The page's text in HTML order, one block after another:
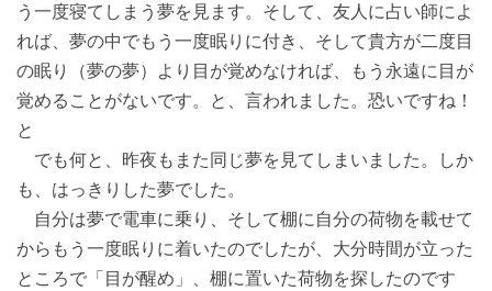
う一度寝てしまう夢を見ます。そして、友人に占い師によ
れば、夢の中でもう一度眠りに付き、そして貴方が二度目
の眠り（夢の夢）より目が覚めなければ、もう永遠に目が
覚めることがないです。と、言われました。恐いですね！
と
でも何と、昨夜もまた同じ夢を見てしまいました。しか
も、はっきりした夢でした。
自分は夢で電車に乗り、そして棚に自分の荷物を載せて
からもう一度眠りに着いたのでしたが、大分時間が立った
ところで「目が醒め」、棚に置いた荷物を探したのです